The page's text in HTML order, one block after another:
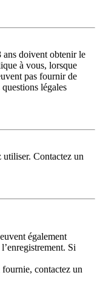
doivent obtenir le
à vous, lorsque
pas fournir de
légales
Contactez un
également
Si
contactez un